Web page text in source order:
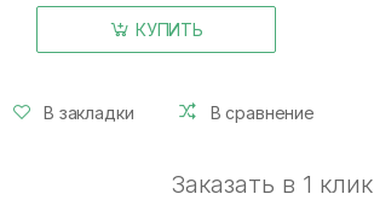
КУПИТЬ
В закладки В сравнение
Заказать в 1 клик